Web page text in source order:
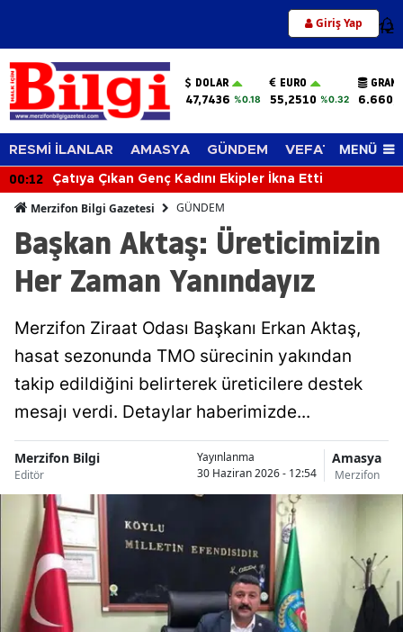
Giriş Yap 12
DOLAR
47,7436 %0.18
EURO
55,2510 %0.32
RESMİ İLANLAR AMASYA GÜNDEM VEFAT EDENLER
MENÜ
00:12 Çatıya Çıkan Genç Kadını Ekipler İkna Etti
Merzifon Bilgi Gazetesi GÜNDEM
Başkan Aktaş: Üreticimizin
Her Zaman Yanındayız
Merzifon Ziraat Odası Başkanı Erkan Aktaş,
hasat sezonunda TMO sürecinin yakından
takip edildiğini belirterek üreticilere destek
mesajı verdi. Detaylar haberimizde...
Merzifon Bilgi
Editör
Yayınlanma
30 Haziran 2026 - 12:54
Amasya
Merzifon